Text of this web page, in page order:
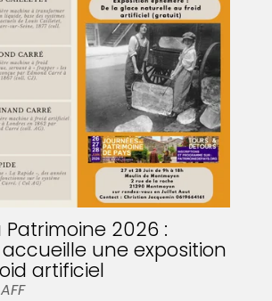
2026 :
une exposition
artificiel
Publié
AFF